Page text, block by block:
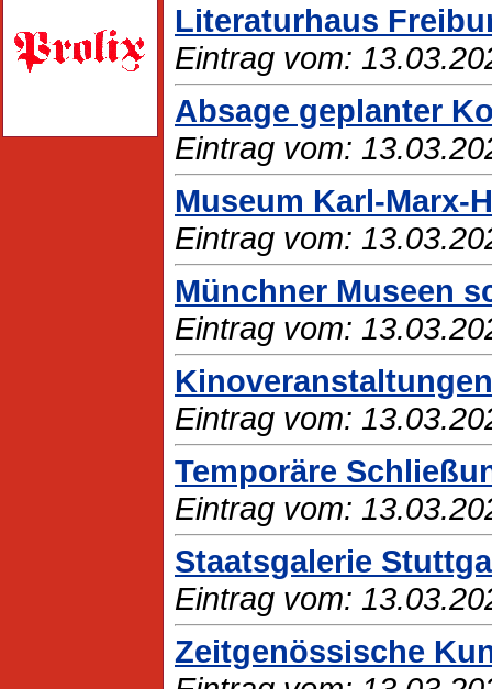
Literaturhaus
Eintrag vom:
Absage geplanter
Eintrag vom:
Museum Karl-Marx-
Eintrag vom:
Münchner Museen
Eintrag vom:
Eintrag vom:
Temporäre
Eintrag vom:
Staatsgalerie
Eintrag vom:
Zeitgenössische